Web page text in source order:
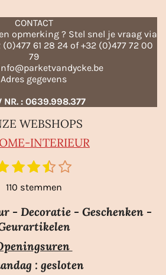
CONTACT
opmerking ? Stel snel je vraag via
(0)477 61 28 24 of +32 (0)477 72 00
79
Adres gegevens
NR. : 0639.998.377
WEBSHOPS
ME-INTERIEUR
2
s
t
e
r
e
n
3
s
t
e
r
e
n
4
t
e
r
e
n
5
t
e
r
e
n
S
m
110 stemmen
- Decoratie - Geschenken -
: gesloten